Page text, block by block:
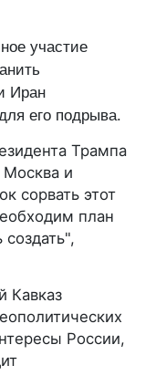
участие
Иран
его подрыва.
Трампа
и
сорвать этот
план
Кавказ
России,